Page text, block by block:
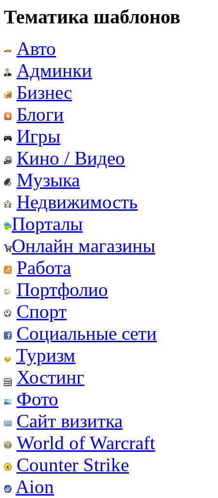
Тематика шаблонов
Авто
Админки
Бизнес
Блоги
Игры
Кино / Видео
Музыка
Недвижимость
Порталы
Онлайн магазины
Работа
Портфолио
Спорт
Социальные сети
Туризм
Хостинг
Фото
Сайт визитка
World of Warcraft
Counter Strike
Aion